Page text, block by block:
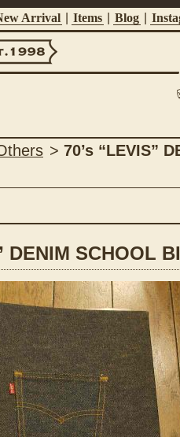
Arrival Items Blog
> 70’s “LEVIS”
DENIM SCHOOL